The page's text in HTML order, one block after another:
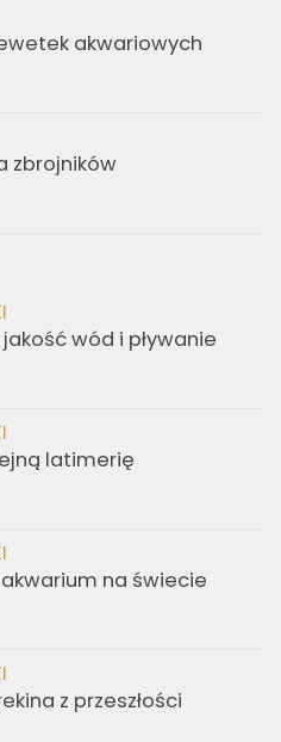
akwariowych
zbrojników
wód i pływanie
latimerię
na świecie
z przeszłości